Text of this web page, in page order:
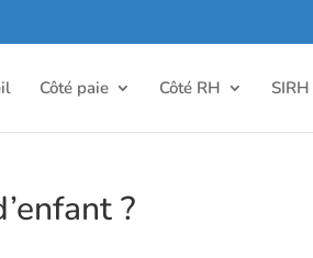
Côté paie Côté RH SIRH
?